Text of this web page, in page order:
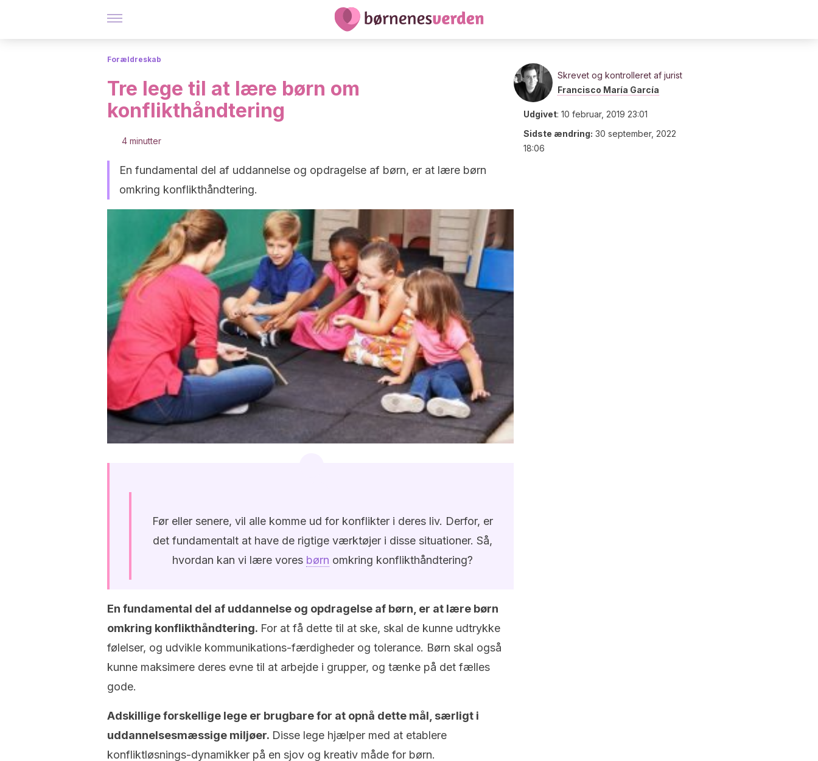
Forældreskab
Tre lege til at lære børn om
konflikthåndtering
4 minutter
En fundamental del af uddannelse og opdragelse af børn, er at lære børn
omkring konflikthåndtering.
Før eller senere, vil alle komme ud for konflikter i deres liv. Derfor, er
det fundamentalt at have de rigtige værktøjer i disse situationer. Så,
hvordan kan vi lære vores børn omkring konflikthåndtering?
En fundamental del af uddannelse og opdragelse af børn, er at lære børn
omkring konflikthåndtering. For at få dette til at ske, skal de kunne udtrykke
følelser, og udvikle kommunikations-færdigheder og tolerance. Børn skal også
kunne maksimere deres evne til at arbejde i grupper, og tænke på det fælles
gode.
Adskillige forskellige lege er brugbare for at opnå dette mål, særligt i
uddannelsesmæssige miljøer. Disse lege hjælper med at etablere
konfliktløsnings-dynamikker på en sjov og kreativ måde for børn.
Skrevet og kontrolleret af jurist
Francisco María García
Udgivet: 10 februar, 2019 23:01
Sidste ændring: 30 september, 2022
18:06